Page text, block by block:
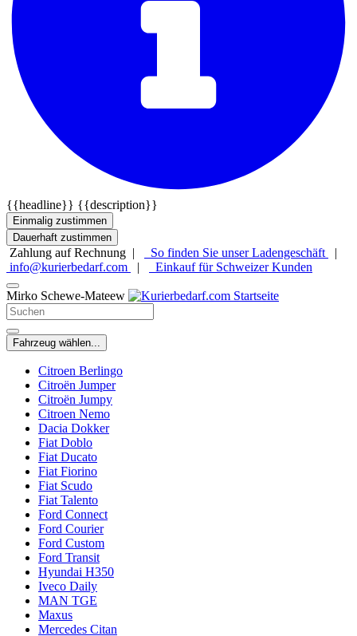
{{headline}} {{description}}
Einmalig zustimmen
Dauerhaft zustimmen
Zahlung auf Rechnung | So finden Sie unser Ladengeschäft
|
info@kurierbedarf.com
| Einkauf für Schweizer Kunden
Mirko Schewe-Mateew
Fahrzeug wählen...
Citroen Berlingo
Citroën Jumper
Citroën Jumpy
Citroen Nemo
Dacia Dokker
Fiat Doblo
Fiat Ducato
Fiat Fiorino
Fiat Scudo
Fiat Talento
Ford Connect
Ford Courier
Ford Custom
Ford Transit
Hyundai H350
Iveco Daily
MAN TGE
Maxus
Mercedes Citan